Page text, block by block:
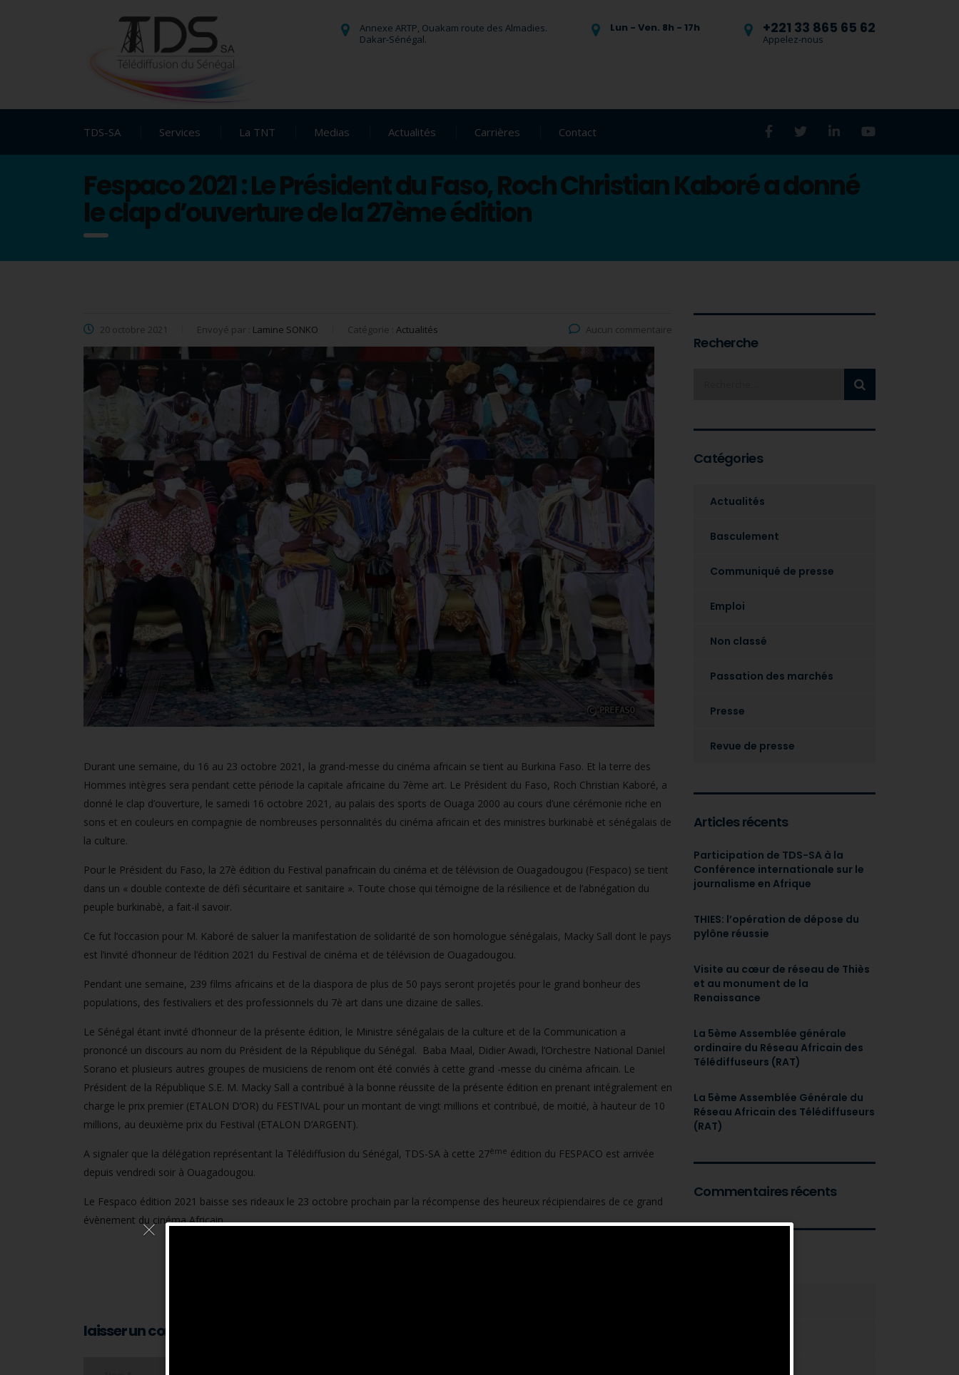
+221 33 865 65 62
Appelez-nous
Lun - Ven. 8h - 17h
Annexe ARTP, Ouakam route des Almadies.
Dakar-Sénégal.
TDS-SA Services La TNT Medias Actualités Carrières Contact
Fespaco 2021 : Le Président du Faso, Roch Christian Kaboré a donné
le clap d’ouverture de la 27ème édition
20 octobre 2021 Envoyé par : Lamine SONKO Catégorie : Actualités Aucun commentaire
Durant une semaine, du 16 au 23 octobre 2021, la grand-messe du cinéma africain se tient au Burkina Faso. Et la terre des
Hommes intègres sera pendant cette période la capitale africaine du 7ème art. Le Président du Faso, Roch Christian Kaboré, a
donné le clap d’ouverture, le samedi 16 octobre 2021, au palais des sports de Ouaga 2000 au cours d’une cérémonie riche en
sons et en couleurs en compagnie de nombreuses personnalités du cinéma africain et des ministres burkinabè et sénégalais de
la culture.
Pour le Président du Faso, la 27è édition du Festival panafricain du cinéma et de télévision de Ouagadougou (Fespaco) se tient
dans un « double contexte de défi sécuritaire et sanitaire ». Toute chose qui témoigne de la résilience et de l’abnégation du
peuple burkinabè, a fait-il savoir.
Ce fut l’occasion pour M. Kaboré de saluer la manifestation de solidarité de son homologue sénégalais, Macky Sall dont le pays
est l’invité d’honneur de l’édition 2021 du Festival de cinéma et de télévision de Ouagadougou.
Pendant une semaine, 239 films africains et de la diaspora de plus de 50 pays seront projetés pour le grand bonheur des
populations, des festivaliers et des professionnels du 7è art dans une dizaine de salles.
Le Sénégal étant invité d’honneur de la présente édition, le Ministre sénégalais de la culture et de la Communication a
prononcé un discours au nom du Président de la République du Sénégal. Baba Maal, Didier Awadi, l’Orchestre National Daniel
Sorano et plusieurs autres groupes de musiciens de renom ont été conviés à cette grand -messe du cinéma africain. Le
Président de la République S.E. M. Macky Sall a contribué à la bonne réussite de la présente édition en prenant intégralement en
charge le prix premier (ETALON D’OR) du FESTIVAL pour un montant de vingt millions et contribué, de moitié, à hauteur de 10
millions, au deuxième prix du Festival (ETALON D’ARGENT).
A signaler que la délégation représentant la Télédiffusion du Sénégal, TDS-SA à cette 27ème édition du FESPACO est arrivée
depuis vendredi soir à Ouagadougou.
Le Fespaco édition 2021 baisse ses rideaux le 23 octobre prochain par la récompense des heureux récipiendaires de ce grand
évènement du cinéma Africain.
laisser un commentaire
Recherche
Catégories
Actualités
Basculement
Communiqué de presse
Emploi
Non classé
Passation des marchés
Presse
Revue de presse
Articles récents
Participation de TDS-SA à la
Conférence internationale sur le
journalisme en Afrique
THIES: l’opération de dépose du
pylône réussie
Visite au cœur de réseau de Thiès
et au monument de la
Renaissance
La 5ème Assemblée générale
ordinaire du Réseau Africain des
Télédiffuseurs (RAT)
La 5ème Assemblée Générale du
Réseau Africain des Télédiffuseurs
(RAT)
Commentaires récents